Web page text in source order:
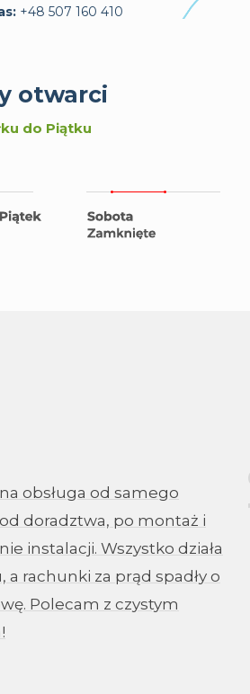
+48 507 160 410
otwarci
do Piątku
obsługa od samego
doradztwa, po montaż i
instalacji. Wszystko działa
a rachunki za prąd spadły o
Polecam z czystym